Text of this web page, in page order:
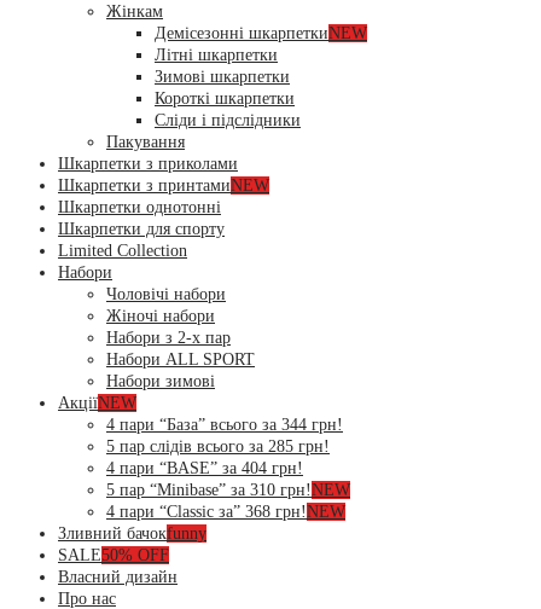
Жінкам
Демісезонні шкарпеткиNEW
Літні шкарпетки
Зимові шкарпетки
Короткі шкарпетки
Сліди і підслідники
Пакування
Шкарпетки з приколами
Шкарпетки з принтамиNEW
Шкарпетки однотонні
Шкарпетки для спорту
Limited Collection
Набори
Чоловічі набори
Жіночі набори
Набори з 2-х пар
Набори ALL SPORT
Набори зимові
АкціїNEW
4 пари “База” всього за 344 грн!
5 пар слідів всього за 285 грн!
4 пари “BASE” за 404 грн!
5 пар “Minibase” за 310 грн!NEW
4 пари “Classic за” 368 грн!NEW
Зливний бачокfunny
SALE50% OFF
Власний дизайн
Про нас